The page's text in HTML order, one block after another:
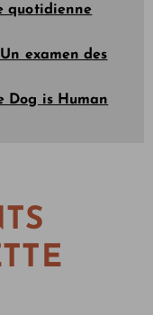
quotidienne
examen des
Dog is Human